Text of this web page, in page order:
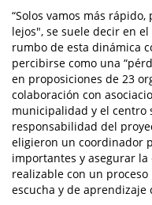
“Solos vamos más
lejos", se suele decir en
rumbo de esta dinámica
percibirse como una
en proposiciones de 23
colaboración con
municipalidad y el centro
responsabilidad del
eligieron un coordinador
importantes y asegurar
realizable con un
escucha y de aprendizaje